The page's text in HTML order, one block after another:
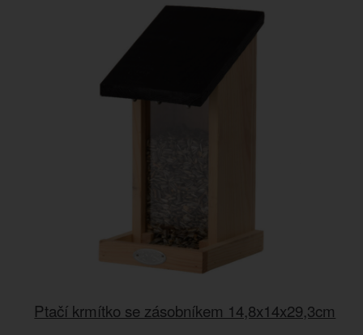
Ptačí krmítko se zásobníkem 14,8x14x29,3cm